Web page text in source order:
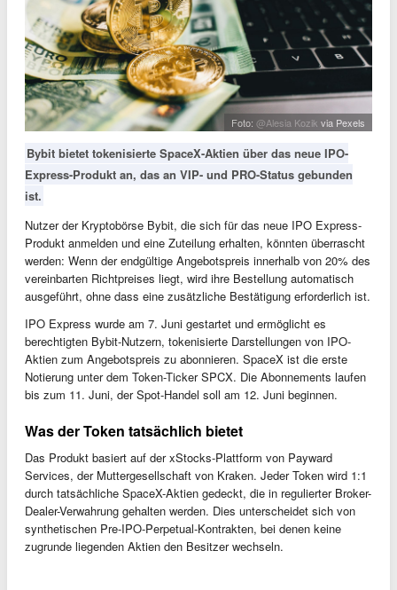
Foto: @Alesia Kozik via Pexels
Bybit bietet tokenisierte SpaceX-Aktien über das neue IPO-
Express-Produkt an, das an VIP- und PRO-Status gebunden
ist.
Nutzer der Kryptobörse Bybit, die sich für das neue IPO Express-
Produkt anmelden und eine Zuteilung erhalten, könnten überrascht
werden: Wenn der endgültige Angebotspreis innerhalb von 20% des
vereinbarten Richtpreises liegt, wird ihre Bestellung automatisch
ausgeführt, ohne dass eine zusätzliche Bestätigung erforderlich ist.
IPO Express wurde am 7. Juni gestartet und ermöglicht es
berechtigten Bybit-Nutzern, tokenisierte Darstellungen von IPO-
Aktien zum Angebotspreis zu abonnieren. SpaceX ist die erste
Notierung unter dem Token-Ticker SPCX. Die Abonnements laufen
bis zum 11. Juni, der Spot-Handel soll am 12. Juni beginnen.
Was der Token tatsächlich bietet
Das Produkt basiert auf der xStocks-Plattform von Payward
Services, der Muttergesellschaft von Kraken. Jeder Token wird 1:1
durch tatsächliche SpaceX-Aktien gedeckt, die in regulierter Broker-
Dealer-Verwahrung gehalten werden. Dies unterscheidet sich von
synthetischen Pre-IPO-Perpetual-Kontrakten, bei denen keine
zugrunde liegenden Aktien den Besitzer wechseln.